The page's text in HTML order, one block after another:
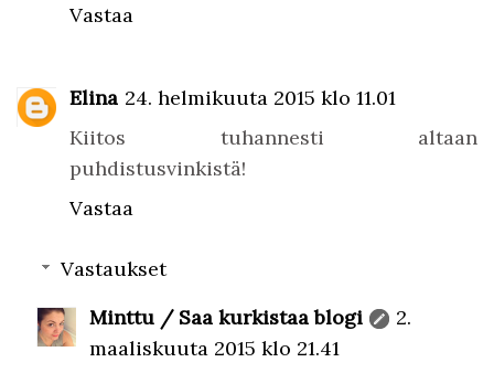
Vastaa
Elina 24. helmikuuta 2015 klo 11.01
Kiitos tuhannesti altaan
puhdistusvinkistä!
Vastaa
Vastaukset
Minttu / Saa kurkistaa blogi
2.
maaliskuuta 2015 klo 21.41